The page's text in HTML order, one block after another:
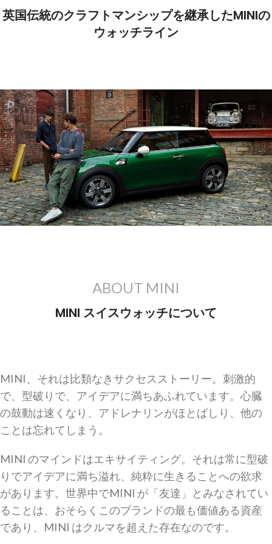
英国伝統のクラフトマンシップを継承したMINIの
ウォッチライン
ABOUT MINI
MINI スイスウォッチについて
MINI、それは比類なきサクセスストーリー。刺激的
で、型破りで、アイデアに満ちあふれています。心臓
の鼓動は速くなり、アドレナリンがほとばしり、他の
ことは忘れてしまう。
MINI のマインドはエキサイティング。それは常に型破
りでアイデアに満ち溢れ、純粋に生きることへの欲求
があります。世界中でMINI が「友達」とみなされてい
ることは、おそらくこのブランドの最も価値ある資産
であり、MINI はクルマを超えた存在なのです。